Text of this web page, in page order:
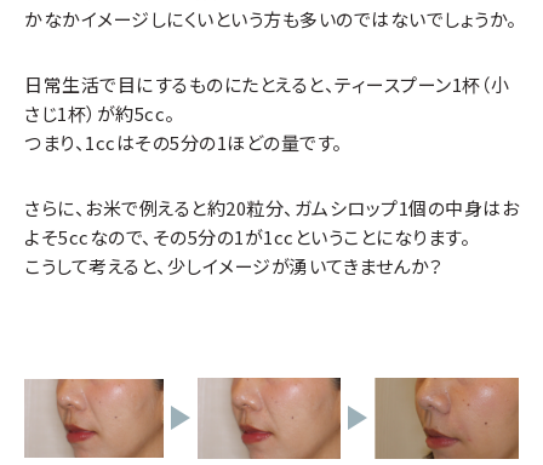
ーカーテストでは1年半経過時点でも効果を実
ジュビダームビスタボリューマより柔らかく、なじ
みが良い
ほうれい線、マリオネットライン、頬・こめかみの段
差や溝を改善
治療前
かなかイメージしにくいという方も多いのではないでしょうか。
日常生活で目にするものにたとえると、ティースプーン1杯（小
さじ1杯）が約5cc。
つまり、1ccはその5分の1ほどの量です。
さらに、お米で例えると約20粒分、ガムシロップ1個の中身はお
よそ5ccなので、その5分の1が1ccということになります。
こうして考えると、少しイメージが湧いてきませんか？